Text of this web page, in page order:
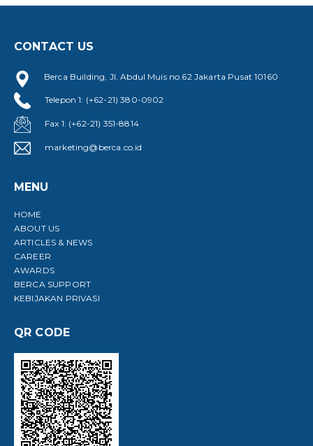
CONTACT US
Berca Building, Jl. Abdul Muis no.62 Jakarta Pusat 10160
Telepon 1: (+62-21) 380-0902
Fax 1: (+62-21) 351-8814
marketing@berca.co.id
MENU
HOME
ABOUT US
ARTICLES & NEWS
CAREER
AWARDS
BERCA SUPPORT
KEBIJAKAN PRIVASI
QR CODE